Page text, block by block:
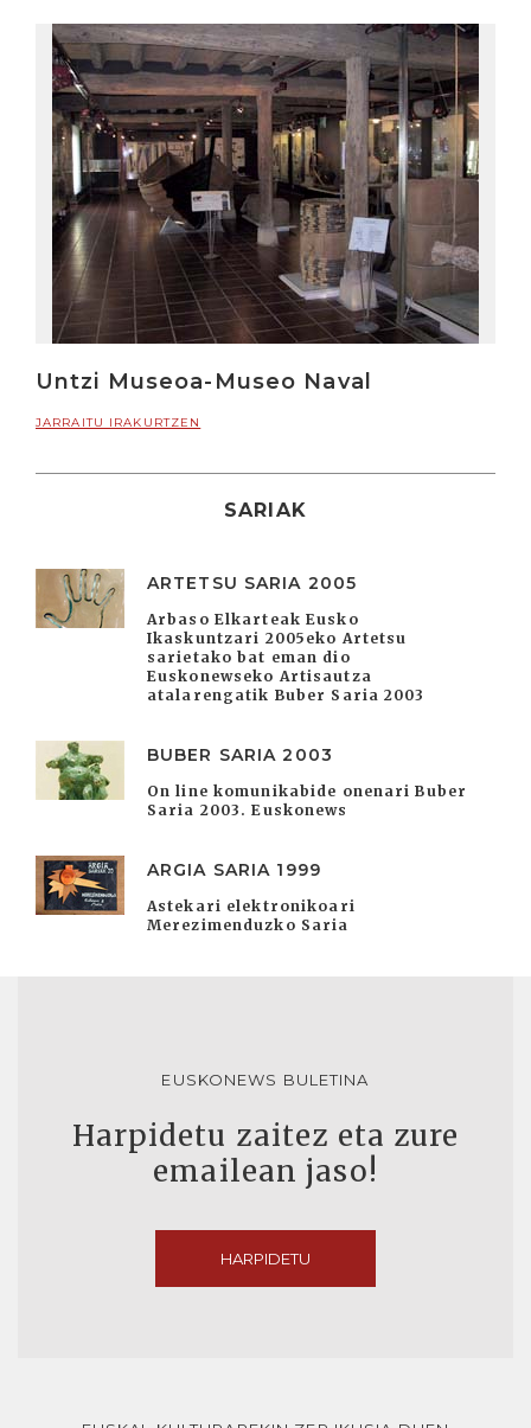
Untzi Museoa-Museo Naval
JARRAITU IRAKURTZEN
SARIAK
ARTETSU SARIA 2005
Arbaso Elkarteak Eusko
Ikaskuntzari 2005eko Artetsu
sarietako bat eman dio
Euskonewseko Artisautza
atalarengatik Buber Saria 2003
BUBER SARIA 2003
On line komunikabide onenari Buber
Saria 2003. Euskonews
ARGIA SARIA 1999
Astekari elektronikoari
Merezimenduzko Saria
EUSKONEWS BULETINA
Harpidetu zaitez eta zure
emailean jaso!
HARPIDETU